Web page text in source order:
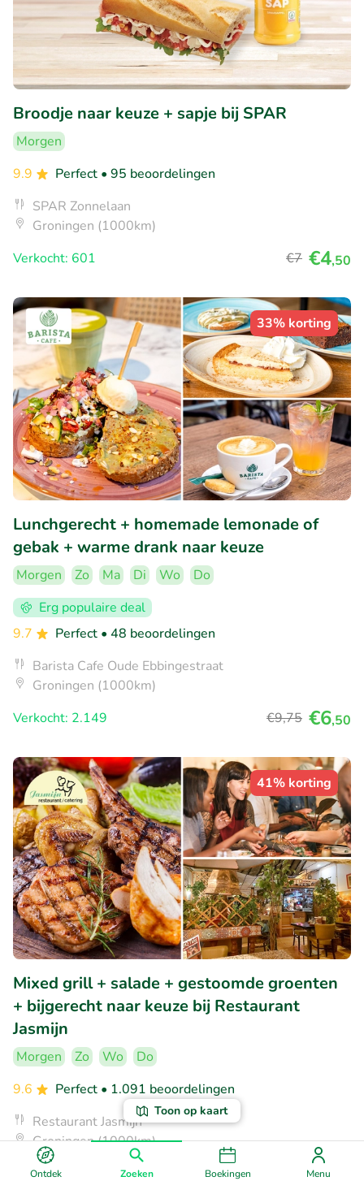
Ontdek Zoeken Boekingen Menu
Toon op kaart
Broodje naar keuze + sapje bij SPAR
Morgen
9.9
Perfect • 95 beoordelingen
SPAR Zonnelaan
Groningen (1000km)
Verkocht: 601
€7 €4,50
33% korting
Lunchgerecht + homemade lemonade of
gebak + warme drank naar keuze
Morgen Zo Ma Di Wo
Do
Erg populaire deal
9.7
Perfect • 48 beoordelingen
Barista Cafe Oude Ebbingestraat
Groningen (1000km)
Verkocht: 2.149
€9,75 €6,50
41% korting
Mixed grill + salade + gestoomde groenten
+ bijgerecht naar keuze bij Restaurant
Jasmijn
Morgen Zo Wo
Do
9.6
Perfect • 1.091 beoordelingen
Restaurant Jasmijn
Groningen (1000km)
Verkocht: 150
€26 €15